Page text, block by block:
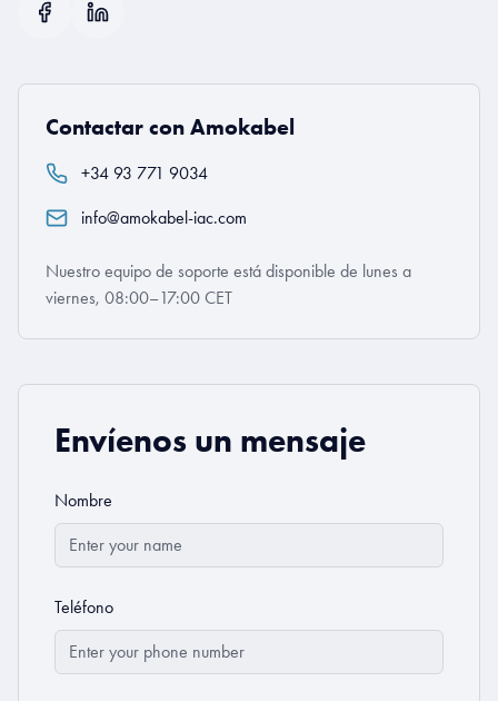
Contactar con Amokabel
+34 93 771 9034
info@amokabel-iac.com
Nuestro equipo de soporte está disponible de lunes a
viernes, 08:00–17:00 CET
Envíenos un mensaje
Nombre
Teléfono